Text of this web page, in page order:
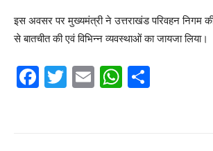
इस अवसर पर मुख्यमंत्री ने उत्तराखंड परिवहन निगम
से बातचीत की एवं विभिन्न व्यवस्थाओं का जायजा लिया।
F
T
E
W